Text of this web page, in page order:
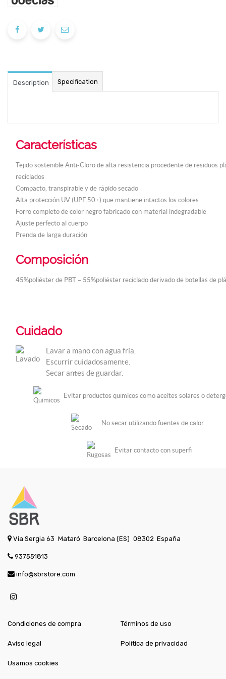
Description Specification
Características
Tejido sostenible Anti-Cloro de alta resistencia procedente de residuos
reciclados
Compacto, transpirable y de rápido secado
Alta protección UV (UPF 50+) que mantiene intactos los colores
Forro completo de color negro fabricado con material indegradable
Ajuste perfecto al cuerpo
Prenda de larga duración
Composición
45%poliéster de PBT – 55%poliéster reciclado derivado de botellas de
Cuidado
Lavar a mano con agua fría.
Escurrir cuidadosamente.
Secar antes de guardar.
Evitar productos químicos como aceites solares o
No secar utilizando fuentes de calor.
Evitar contacto con superfi
Via Sergia 63 Mataró Barcelona (ES) 08302 España
937551813
info@sbrstore.com
Condiciones de compra
Aviso legal
Términos de uso
Política de privacidad
Usamos cookies